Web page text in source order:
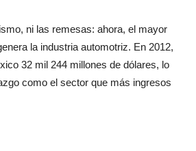
ni las remesas: ahora, el mayor
la industria automotriz. En 2012,
32 mil 244 millones de dólares, lo
como el sector que más ingresos